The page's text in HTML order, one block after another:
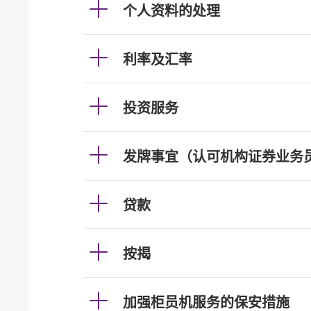
个人资料的处理
利率及汇率
投资服务
发牌事宜（认可机构证券业务
贷款
按揭
加强柜员机服务的保安措施